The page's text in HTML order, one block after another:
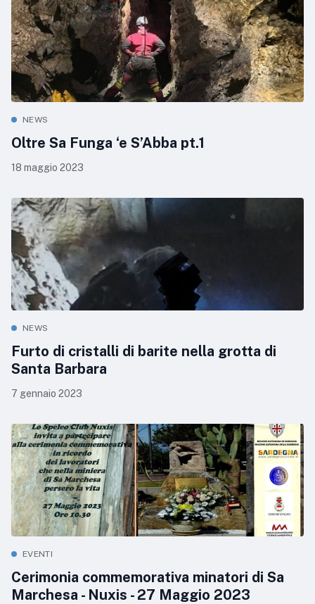
NEWS
Oltre Sa Funga ‘e S’Abba pt.1
18 maggio 2023
NEWS
Furto di cristalli di barite nella grotta di
Santa Barbara
7 gennaio 2023
EVENTI
Cerimonia commemorativa minatori di Sa
Marchesa - Nuxis - 27 Maggio 2023